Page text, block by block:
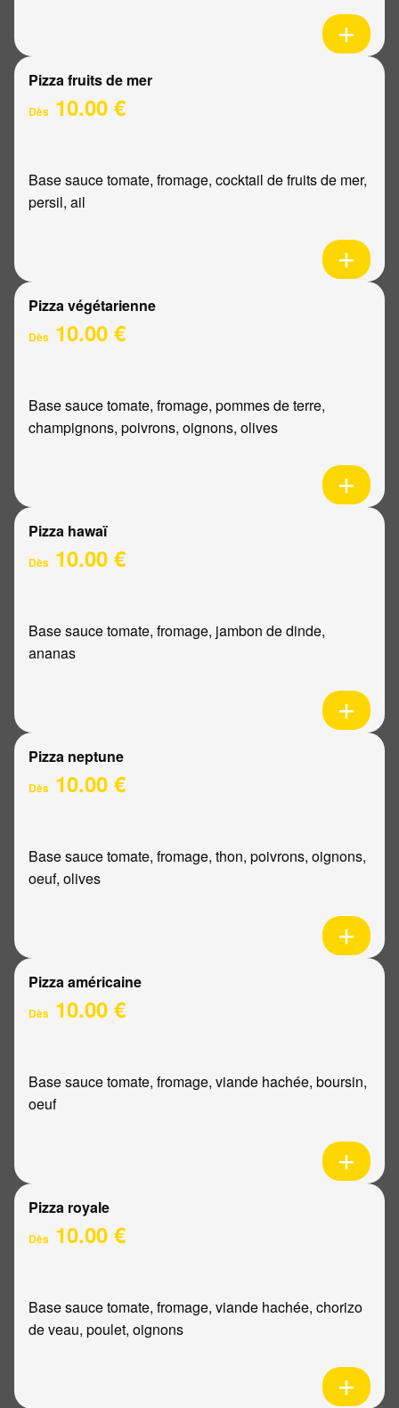
Pizza fruits de mer
Dès 10.00 €
Base sauce tomate, fromage, cocktail de fruits de mer,
persil, ail
Pizza végétarienne
Dès 10.00 €
Base sauce tomate, fromage, pommes de terre,
champignons, poivrons, oignons, olives
Pizza hawaï
Dès 10.00 €
Base sauce tomate, fromage, jambon de dinde,
ananas
Pizza neptune
Dès 10.00 €
Base sauce tomate, fromage, thon, poivrons, oignons,
oeuf, olives
Pizza américaine
Dès 10.00 €
Base sauce tomate, fromage, viande hachée, boursin,
oeuf
Pizza royale
Dès 10.00 €
Base sauce tomate, fromage, viande hachée, chorizo
de veau, poulet, oignons